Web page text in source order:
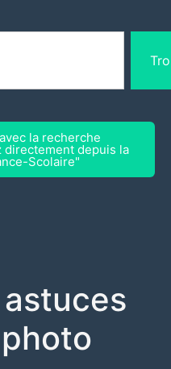
la recherche
directement depuis la
Scolaire"
astuces